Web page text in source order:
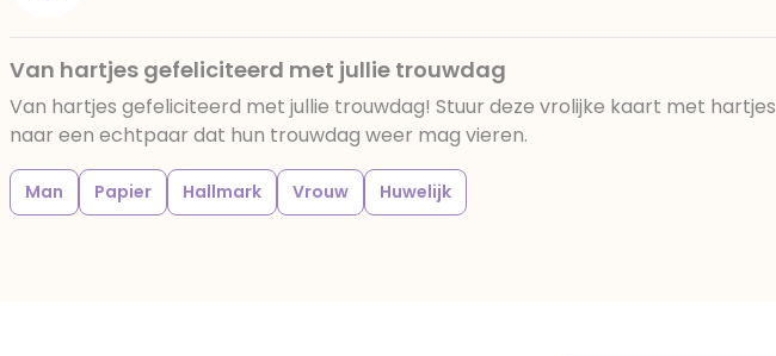
Van hartjes gefeliciteerd met jullie trouwdag
Van hartjes gefeliciteerd met jullie trouwdag! Stuur deze vrolijke kaart met hartjes
naar een echtpaar dat hun trouwdag weer mag vieren.
Man Papier Hallmark Vrouw Huwelijk